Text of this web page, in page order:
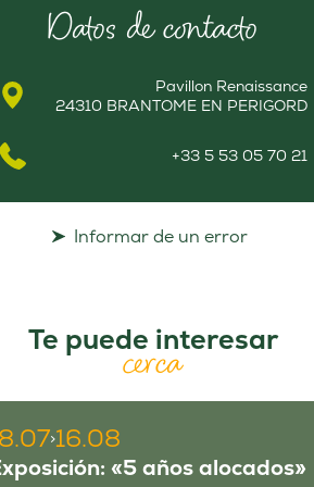
Datos de contacto
Pavillon Renaissance
24310 BRANTOME EN PERIGORD
+33 5 53 05 70 21
Informar de un error
Te puede interesar
cerca
>16.08
«5 años alocados»